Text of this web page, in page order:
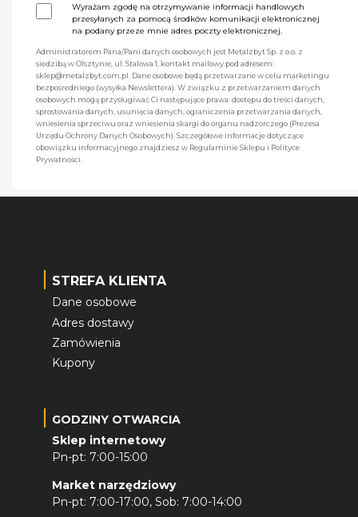
Wyrażam zgodę na otrzymywanie informacji handlowych
przesyłanych za pomocą środków komunikacji elektronicznej
na podany przeze mnie adres poczty elektronicznej.
Administratorem Pana/Pani danych osobowych jest Metalzbyt Sp. z o.o. z
siedzibą w Olsztynie, ul. Stalowa 1, kontakt mailowy pod adresem:
sklep@metalzbyt.com.pl. Dane osobowe będą przetwarzane w celu marketingu
bezpośredniego (wysyłka Newslettera). W związku z przetwarzaniem danych
osobowych mogą przysługiwać Ci następujące prawa: dostępu do treści danych,
sprostowania danych, usunięcia danych, ograniczenia przetwarzania danych,
wniesienia sprzeciwu oraz wniesienia skargi do organu nadzorczego (Prezesa
Urzędu Ochrony Danych Osobowych). Szczegółowe informacje dotyczące
obowiązku informacyjnego znajdziesz w Regulaminie Sklepu i Polityce
Prywatności.
STREFA KLIENTA
Dane osobowe
Adres dostawy
Zamówienia
Kupony
GODZINY OTWARCIA
Sklep internetowy
Pn-pt: 7:00-15:00
Market narzędziowy
Pn-pt: 7:00-17:00, Sob: 7:00-14:00